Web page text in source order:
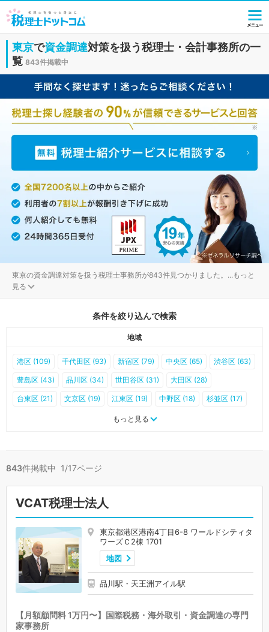
東京で資金調達対策を扱う税理士・会計事務所の一
覧 843件掲載中
東京の資金調達対策を扱う税理士事務所が843件見つかりました。 ...もっと
見る
条件を絞り込んで検索
地域
港区 (109) 千代田区 (93) 新宿区 (79) 中央区 (65) 渋谷区 (63)
豊島区 (43) 品川区 (34) 世田谷区 (31) 大田区 (28)
台東区 (21) 文京区 (19) 江東区 (19) 中野区 (18) 杉並区 (17)
江戸川区 (14)
府中市 (5) 西東京市 (5)
国分寺市 (1) 福生市 (1)
東久留米市 (1) 大島町 (1) 青梅市 (0) 武蔵村山市 (0)
稲城市 (0) あきる野市 (0) 瑞穂町 (0)
奥多摩町 (0) 利島村 (0) 新島村 (0)
御蔵島村 (0) 八丈町 (0) 青ヶ島村 (0) 小笠原村 (0)
もっと見る
843件掲載中 1/17ページ
VCAT税理士法人
東京都港区港南4丁目6-8 ワールドシティタ
ワーズＣ2棟 1701
地図
品川駅・天王洲アイル駅
【月額顧問料 1万円〜】国際税務・海外取引・資金調達の専門
家事務所